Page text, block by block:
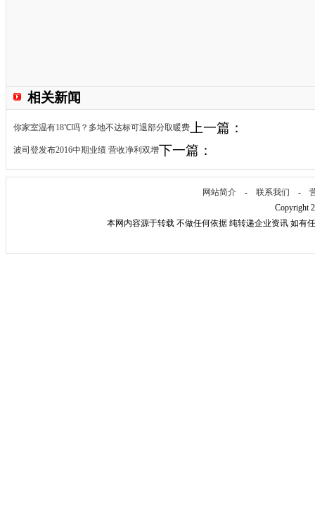
相关新闻
上一篇：
你家室温有18℃吗？多地不达标可退部分取暖费
下一篇：
波司登发布2016中期业绩 营收净利双增
网站简介 - 联系我们 -
Copyright
本网内容源于转载 不做任何依据 纯转递企业资讯 如有